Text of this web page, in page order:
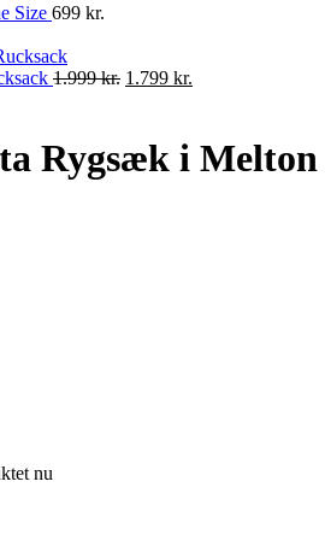
Size 699 kr.
1.999kr. Original
1.999 kr..
1.799 kr.
1.799 kr..
Rygsæk i
nu